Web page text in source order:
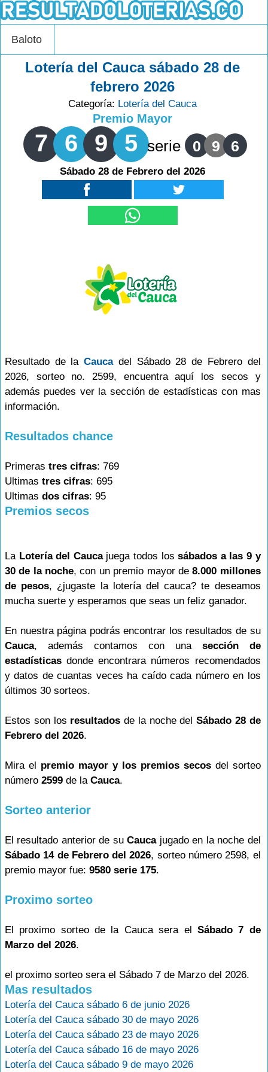
Baloto
Lotería del Cauca sábado 28 de
febrero 2026
Categoría: Lotería del Cauca
Premio Mayor
7 6 9 5 serie 0 9 6
Sábado 28 de Febrero del 2026
Resultado de laCaucadel Sábado 28 de Febrero del
2026, sorteo no. 2599, encuentra aquí los secos y
además puedes ver la sección de estadísticas con mas
información.
Resultados chance
Primeras tres cifras: 769
Ultimas tres cifras: 695
Ultimas dos cifras: 95
Premios secos
La Lotería del Caucajuega todos lossábados a las 9 y
30 de la noche, con un premio mayor de8.000 millones
de pesos, ¿jugaste la lotería del cauca? te deseamos
mucha suerte y esperamos que seas un feliz ganador.
En nuestra página podrás encontrar los resultados de su
Cauca, además contamos con una sección de
estadísticas donde encontrara números recomendados
y datos de cuantas veces ha caído cada número en los
últimos 30 sorteos.
Estos son los resultados de la noche delSábado 28 de
Febrero del 2026.
Mira el premio mayor y los premios secosdel sorteo
número 2599 de la Cauca.
Sorteo anterior
El resultado anterior de suCaucajugado en la noche del
Sábado 14 de Febrero del 2026, sorteo número 2598, el
premio mayor fue: 9580 serie 175.
Proximo sorteo
El proximo sorteo de la Cauca sera el Sábado 7 de
Marzo del 2026.
el proximo sorteo sera el Sábado 7 de Marzo del 2026.
Mas resultados
Lotería del Cauca sábado 6 de junio 2026
Lotería del Cauca sábado 30 de mayo 2026
Lotería del Cauca sábado 23 de mayo 2026
Lotería del Cauca sábado 16 de mayo 2026
Lotería del Cauca sábado 9 de mayo 2026